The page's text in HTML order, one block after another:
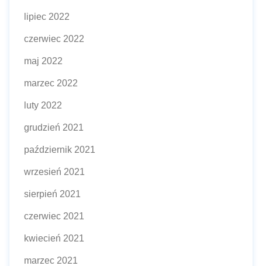
lipiec 2022
czerwiec 2022
maj 2022
marzec 2022
luty 2022
grudzień 2021
październik 2021
wrzesień 2021
sierpień 2021
czerwiec 2021
kwiecień 2021
marzec 2021